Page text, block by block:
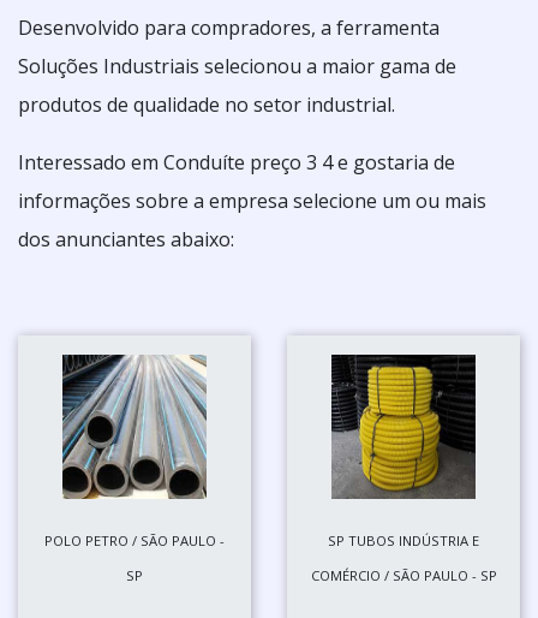
Desenvolvido para compradores, a ferramenta
Soluções Industriais selecionou a maior gama de
produtos de qualidade no setor industrial.
Interessado em Conduíte preço 3 4 e gostaria de
informações sobre a empresa selecione um ou mais
dos anunciantes abaixo:
POLO PETRO / SÃO PAULO -
SP
SP TUBOS INDÚSTRIA E
COMÉRCIO / SÃO PAULO - SP